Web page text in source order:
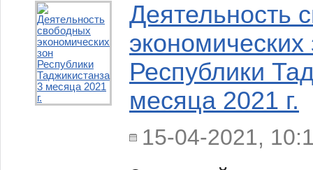
Деятельность
экономических
Республики
месяца 2021 г.
15-04-2021,